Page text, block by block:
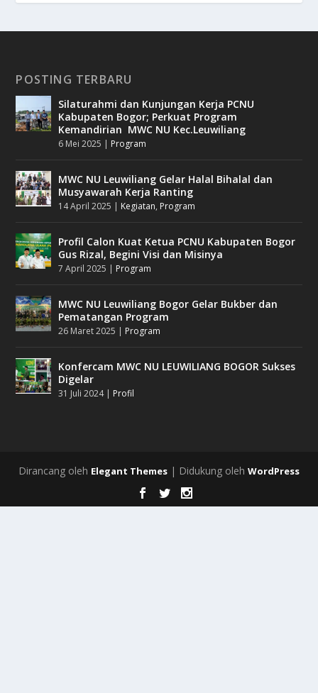
POSTING TERBARU
Silaturahmi dan Kunjungan Kerja PCNU
Kabupaten Bogor; Perkuat Program
Kemandirian MWC NU Kec.Leuwiliang
6 Mei 2025 | Program
MWC NU Leuwiliang Gelar Halal Bihalal dan
Musyawarah Kerja Ranting
14 April 2025 | Kegiatan, Program
Profil Calon Kuat Ketua PCNU Kabupaten Bogor
Gus Rizal, Begini Visi dan Misinya
7 April 2025 | Program
MWC NU Leuwiliang Bogor Gelar Bukber dan
Pematangan Program
26 Maret 2025 | Program
Konfercam MWC NU LEUWILIANG BOGOR Sukses
Digelar
31 Juli 2024| Profil
Dirancang oleh Elegant Themes | Didukung oleh WordPress